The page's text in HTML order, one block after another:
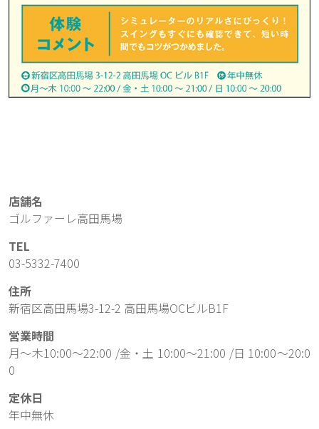
店舗名
ゴルファーレ高田馬場
TEL
03-5332-7400
住所
新宿区高田馬場3-12-2 高田馬場OCビルB1F
営業時間
月～木10:00～22:00 /金・土 10:00～21:00 /日 10:00～20:0
0
定休日
年中無休